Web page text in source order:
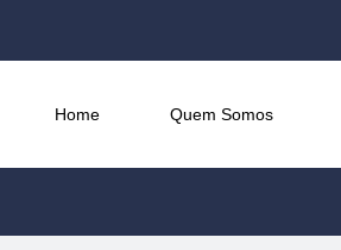
Home Quem Somos